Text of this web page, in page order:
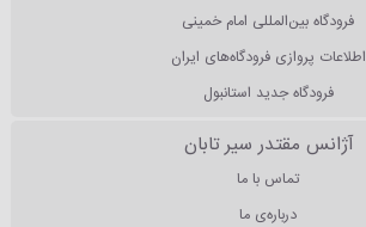
فرودگاه بین‌المللی امام خمینی
اطلاعات پروازی فرودگاه‌های ایران
فرودگاه جدید استانبول
آژانس مقتدر سیر تابان
تماس با ما
درباره‌ی ما